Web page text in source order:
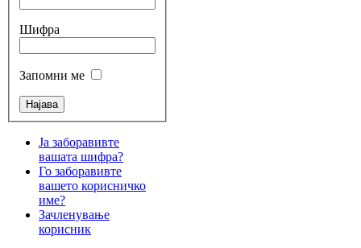
Шифра
Запомни ме
Ја заборавивте
вашата шифра?
Го заборавивте
вашето корисничко
име?
Зачленување
корисник